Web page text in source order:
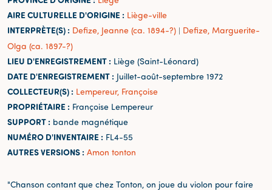
AIRE CULTURELLE D'ORIGINE : Liège-ville
INTERPRÈTE(S) : Defize, Jeanne (ca. 1894-?) | Defize, Marguerite-
Olga (ca. 1897-?)
LIEU D'ENREGISTREMENT : Liège (Saint-Léonard)
DATE D'ENREGISTREMENT : Juillet-août-septembre 1972
COLLECTEUR(S) : Lempereur, Françoise
PROPRIÉTAIRE : Françoise Lempereur
SUPPORT : bande magnétique
NUMÉRO D'INVENTAIRE : FL4-55
AUTRES VERSIONS : Amon tonton
"Chanson contant que chez Tonton, on joue du violon pour faire